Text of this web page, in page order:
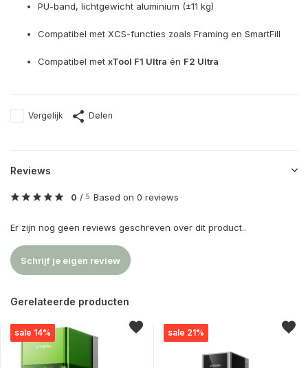
PU-band, lichtgewicht aluminium (±11 kg)
Compatibel met XCS-functies zoals Framing en SmartFill
Compatibel met xTool F1 Ultra én F2 Ultra
Vergelijk Delen
Reviews
0 / 5 Based on 0 reviews
Er zijn nog geen reviews geschreven over dit product..
Schrijf je eigen review
Gerelateerde producten
sale 14% sale 21%